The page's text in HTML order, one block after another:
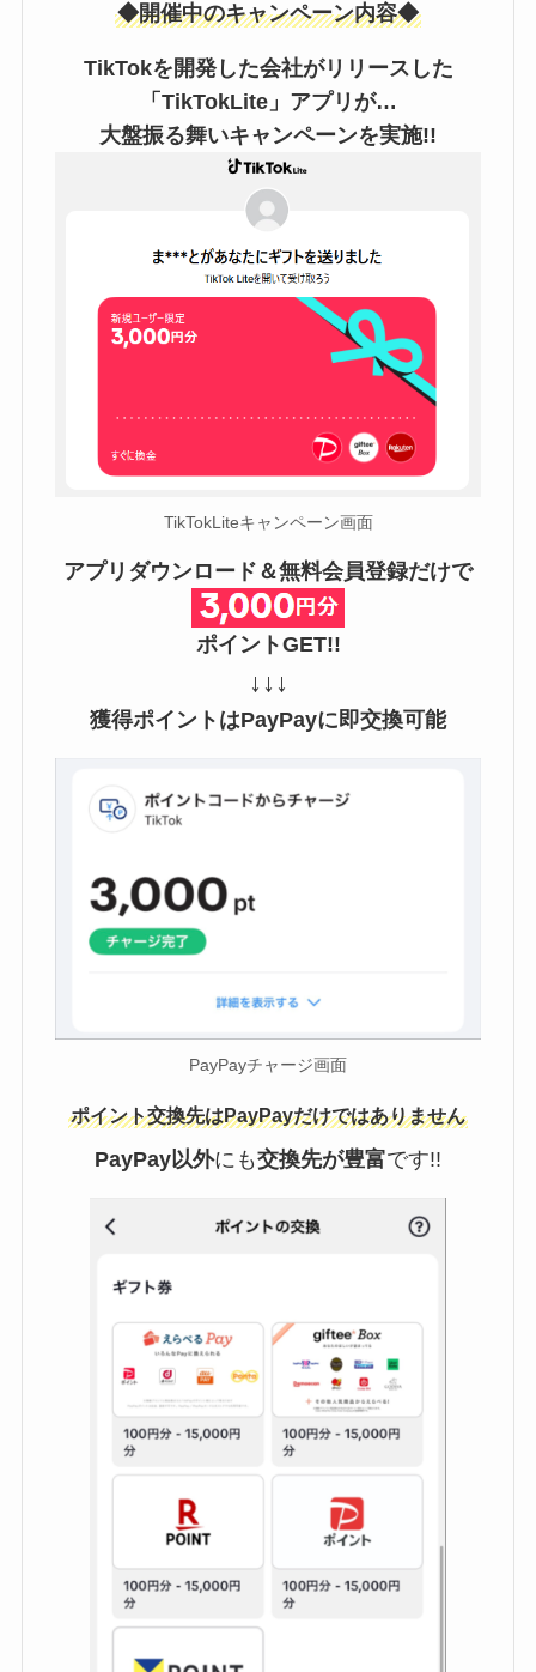
◆開催中のキャンペーン内容◆
TikTokを開発した会社がリリースした
「TikTokLite」アプリが…
大盤振る舞いキャンペーンを実施!!
TikTokLiteキャンペーン画面
アプリダウンロード＆無料会員登録だけで
ポイントGET!!
↓↓↓
獲得ポイントはPayPayに即交換可能
PayPayチャージ画面
ポイント交換先はPayPayだけではありません
PayPay以外にも交換先が豊富です!!